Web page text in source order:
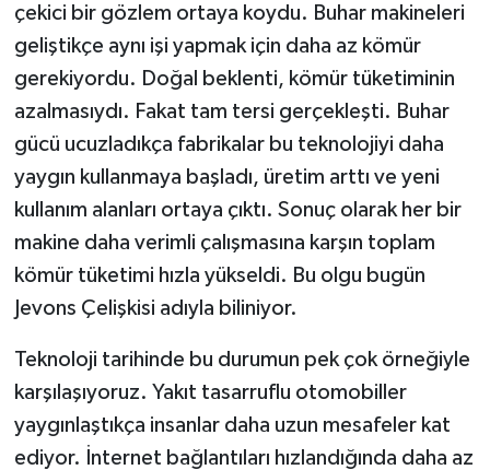
çekici bir gözlem ortaya koydu. Buhar makineleri
geliştikçe aynı işi yapmak için daha az kömür
gerekiyordu. Doğal beklenti, kömür tüketiminin
azalmasıydı. Fakat tam tersi gerçekleşti. Buhar
gücü ucuzladıkça fabrikalar bu teknolojiyi daha
yaygın kullanmaya başladı, üretim arttı ve yeni
kullanım alanları ortaya çıktı. Sonuç olarak her bir
makine daha verimli çalışmasına karşın toplam
kömür tüketimi hızla yükseldi. Bu olgu bugün
Jevons Çelişkisi adıyla biliniyor.
Teknoloji tarihinde bu durumun pek çok örneğiyle
karşılaşıyoruz. Yakıt tasarruflu otomobiller
yaygınlaştıkça insanlar daha uzun mesafeler kat
ediyor. İnternet bağlantıları hızlandığında daha az